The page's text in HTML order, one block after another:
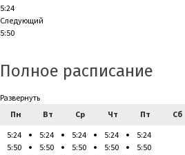
5:24
Следующий
5:50
Полное расписание
Развернуть
Пн
Вт Ср Чт Пт Сб
5:24
5:50
5:24
5:50
5:24
5:50
5:24
5:50
5:24
5:50